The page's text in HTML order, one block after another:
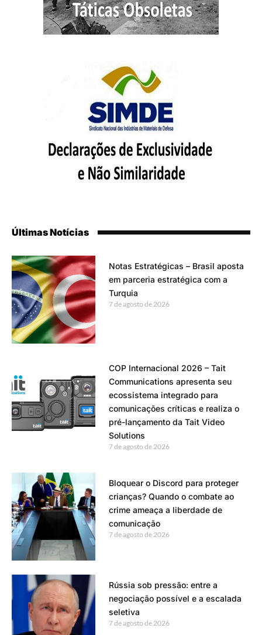
Últimas Notícias
Notas Estratégicas – Brasil aposta
em parceria estratégica com a
Turquia
7 de agosto de 2026
COP Internacional 2026 – Tait
Communications apresenta seu
ecossistema integrado para
comunicações críticas e realiza o
pré-lançamento da Tait Video
Solutions
7 de agosto de 2026
Bloquear o Discord para proteger
crianças? Quando o combate ao
crime ameaça a liberdade de
comunicação
7 de agosto de 2026
Rússia sob pressão: entre a
negociação possível e a escalada
seletiva
7 de agosto de 2026